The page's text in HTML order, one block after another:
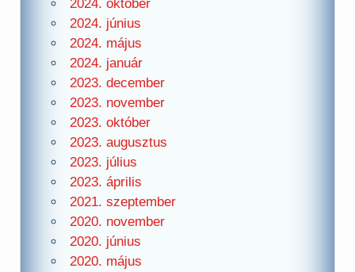
2024. október
2024. június
2024. május
2024. január
2023. december
2023. november
2023. október
2023. augusztus
2023. július
2023. április
2021. szeptember
2020. november
2020. június
2020. május